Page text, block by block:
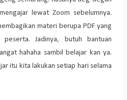
lewat Zoom sebelumnya.
materi berupa PDF yang
Jadinya, butuh bantuan
hahaha sambil belajar kan ya.
itu kita lakukan setiap hari selama